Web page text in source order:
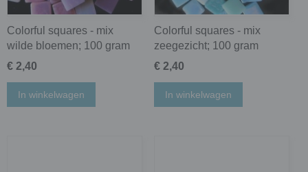
Colorful squares - mix
wilde bloemen; 100 gram
€ 2,40
In winkelwagen
Colorful squares - mix
zeegezicht; 100 gram
€ 2,40
In winkelwagen